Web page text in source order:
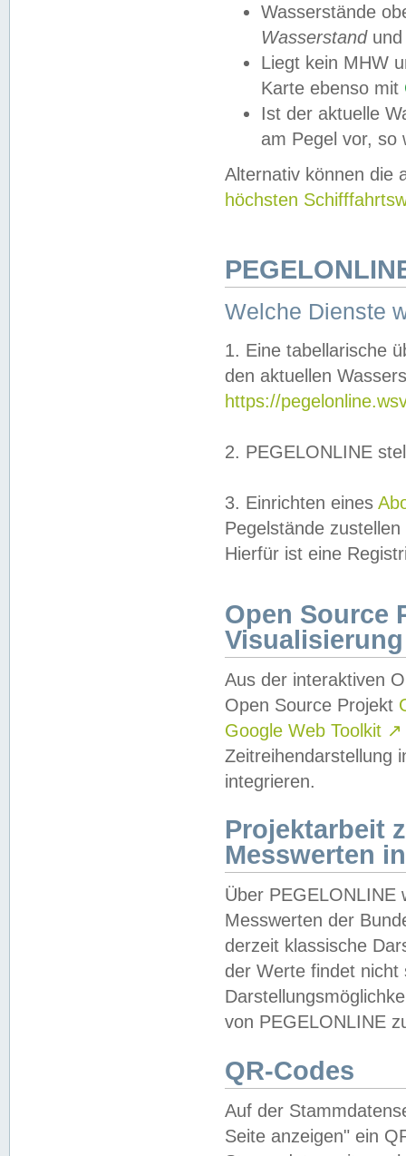
Wasserstände
Wasserstandund
Liegt kein MHW
Karte ebenso mit
Ist der aktuelle
am Pegel vor,
Alternativ können die
höchsten
Welche Dienste
1. Eine tabellarische
den aktuellen
https://
2. PEGELONLINE
3. Einrichten eines
Pegelstände
Hierfür ist eine
Open Source
Visualisierung
Aus der interaktiven
Open Source Projekt
Google Web Toolkit ↗
Zeitreihendarstellung
integrieren.
Projektarbeit
Messwerten
Über PEGELONLINE
Messwerten der
derzeit klassische
der Werte findet
von PEGELONLINE
QR-Codes
Auf der
Seite anzeigen" ein